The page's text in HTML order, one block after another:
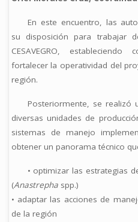
En este encuentro, las
su disposición para trabajar
CESAVEGRO,
fortalecer la operatividad del
región.
Posteriormente, se realizó
diversas unidades de
sistemas de manejo
obtener un panorama técnico
• optimizar las estrategias
(Anastrephaspp.)
• adaptar las acciones de
de la región